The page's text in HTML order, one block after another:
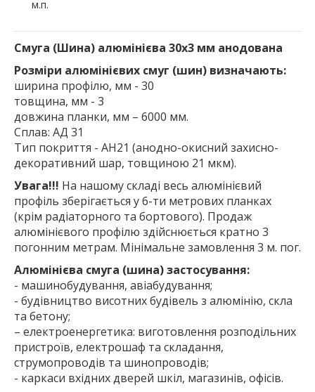
м.п.
Смуга (Шина) алюмінієва 30х3 мм анодована
Розміри алюмінієвих смуг (шин) визначають:
ширина профілю, мм - 30
товщина, мм - 3
довжина планки, мм – 6000 мм.
Сплав: АД 31
Тип покриття - АН21 (анодно-окисний захисно-
декоративний шар, товщиною 21 мкм).
Увага!!! На нашому складі весь алюмінієвий
профіль зберігається у 6-ти метрових планках
(крім радіаторного та бортового). Продаж
алюмінієвого профілю здійснюється кратно 3
погонним метрам. Мінімальне замовлення 3 м. пог.
Алюмінієва смуга (шина) застосування:
- машинобудування, авіабудування;
- будівництво висотних будівель з алюмінію, скла
та бетону;
– електроенергетика: виготовлення розподільних
пристроїв, електрошаф та складання,
струмопроводів та шинопроводів;
- каркаси вхідних дверей шкіл, магазинів, офісів.